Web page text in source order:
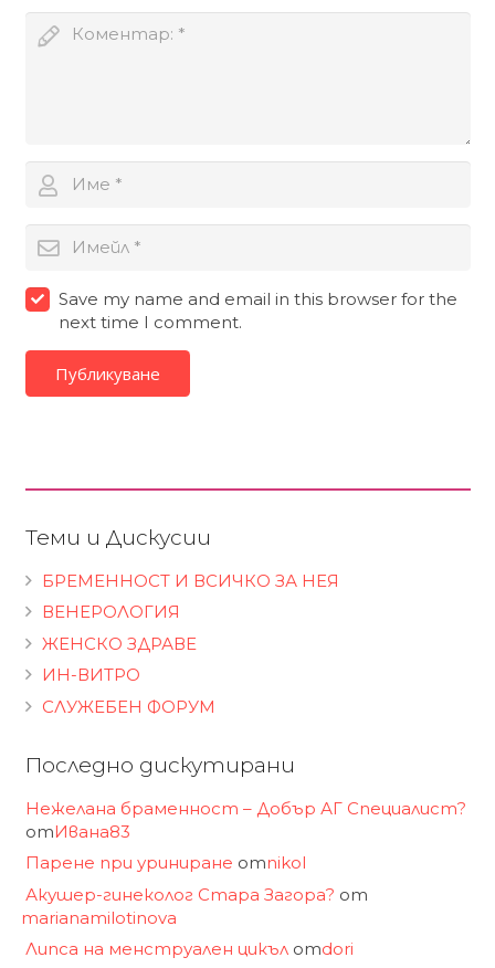
Save my name and email in this browser for the
next time I comment.
Публикуване
Теми и Дискусии
БРЕМЕННОСТ И ВСИЧКО ЗА НЕЯ
ВЕНЕРОЛОГИЯ
ЖЕНСКО ЗДРАВЕ
ИН-ВИТРО
СЛУЖЕБЕН ФОРУМ
Последно дискутирани
Нежелана браменност – Добър АГ Специалист?
отИвана83
Парене при уриниране отnikol
Акушер-гинеколог Стара Загора? от
marianamilotinova
Липса на менструален цикълотdori